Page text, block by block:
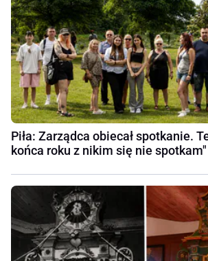
Piła: Zarządca obiecał spotkanie.
końca roku z nikim się nie spotkam"